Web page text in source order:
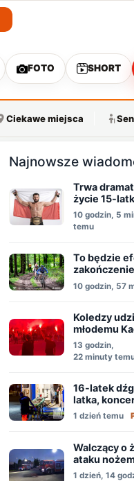
FOTO SHORT
Ciekawe miejsca
Najnowsze
Trwa
życie 15-
mistrza
Khalidova
10 godzin, 5
temu
To będzie
10 godzin, 57
Koledzy
młodemu
walczy o
nożownika!
13 godzin,
22 minuty
16-latek
latka,
1 dzień temu
Walczący o
ataku
1 dzień, 14